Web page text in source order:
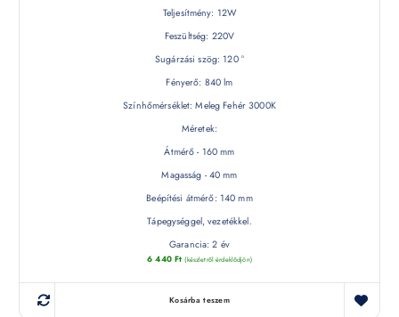
Teljesítmény: 12W
Feszültség: 220V
Sugárzási szög: 120 °
Fényerő: 840 lm
Színhőmérséklet: Meleg Fehér 3000K
Méretek:
Átmérő - 160 mm
Magasság - 40 mm
Beépítési átmérő: 140 mm
Tápegységgel, vezetékkel.
Garancia: 2 év
6 440 Ft (készletről érdeklődjön)
Kosárba teszem